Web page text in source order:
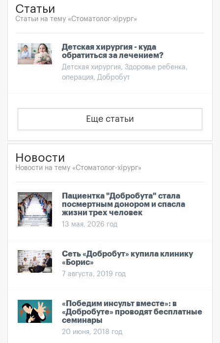
Статьи
Статьи на тему «Стоматолог-хірург»
Детская хирургия - куда
обратиться за лечением?
Детская хирургия, Здоровье ребенка,
операция, Добробут
Еще статьи
Новости
Новости на тему «Стоматолог-хірург»
Пациентка "Добробута" стала
посмертным донором и спасла
жизни трех человек
13 мая, 2026 год
Сеть «Добробут» купила клинику
«Борис»
7 августа, 2019 год
«Победим инсульт вместе»: в
«Добробуте» проводят бесплатные
семинары
20 июня, 2018 год